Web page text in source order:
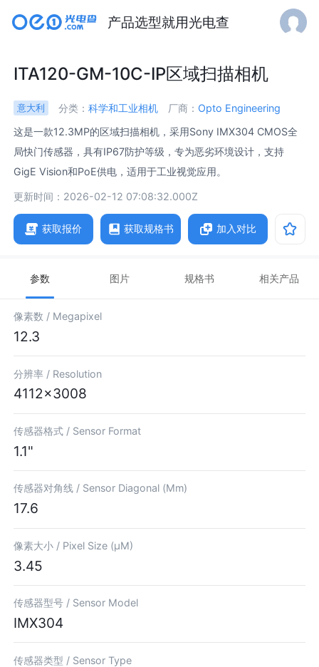
产品选型就用光电查
ITA120-GM-10C-IP区域扫描相机
意大利 分类： 科学和工业相机 厂商： Opto Engineering
这是一款12.3MP的区域扫描相机，采用Sony IMX304 CMOS全
局快门传感器，具有IP67防护等级，专为恶劣环境设计，支持
GigE Vision和PoE供电，适用于工业视觉应用。
更新时间：2026-02-12 07:08:32.000Z
获取报价 获取规格书 加入对比
参数 图片 规格书 相关产品
像素数 / Megapixel
12.3
分辨率 / Resolution
4112×3008
传感器格式 / Sensor Format
1.1"
传感器对角线 / Sensor Diagonal (Mm)
17.6
像素大小 / Pixel Size (µM)
3.45
传感器型号 / Sensor Model
IMX304
传感器类型 / Sensor Type